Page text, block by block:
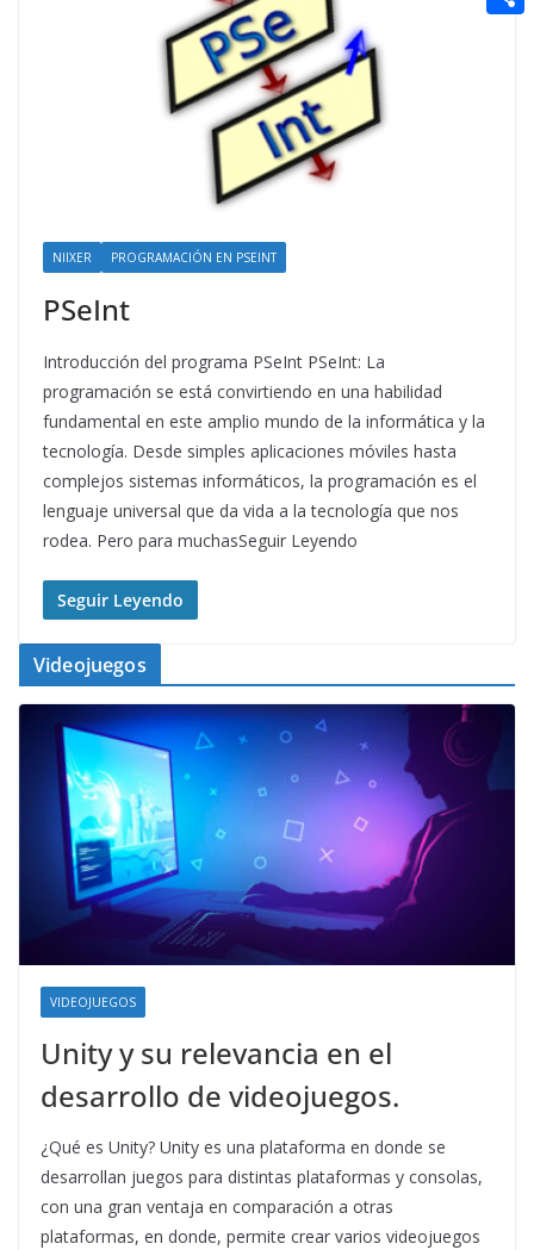
NIIXER PROGRAMACIÓN EN PSEINT
PSeInt
Introducción del programa PSeInt PSeInt: La
programación se está convirtiendo en una habilidad
fundamental en este amplio mundo de la informática y la
tecnología. Desde simples aplicaciones móviles hasta
complejos sistemas informáticos, la programación es el
lenguaje universal que da vida a la tecnología que nos
rodea. Pero para muchasSeguir Leyendo
Seguir Leyendo
Videojuegos
VIDEOJUEGOS
Unity y su relevancia en el
desarrollo de videojuegos.
¿Qué es Unity? Unity es una plataforma en donde se
desarrollan juegos para distintas plataformas y consolas,
con una gran ventaja en comparación a otras
plataformas, en donde, permite crear varios videojuegos
n
a